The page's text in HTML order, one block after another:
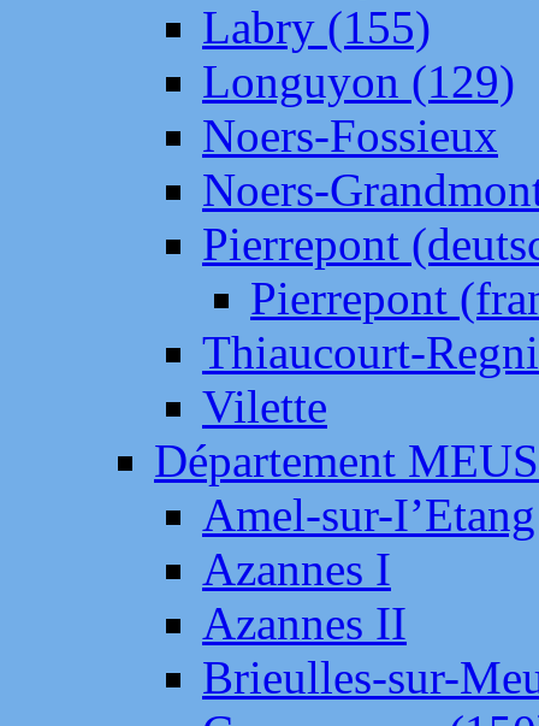
Labry (155)
Longuyon (129)
Noers-Fossieux
Noers-
Pierrepont
Pierrepont
Thiaucourt-
Vilette
Département
Amel-sur-
Azannes I
Azannes II
Brieulles-sur-